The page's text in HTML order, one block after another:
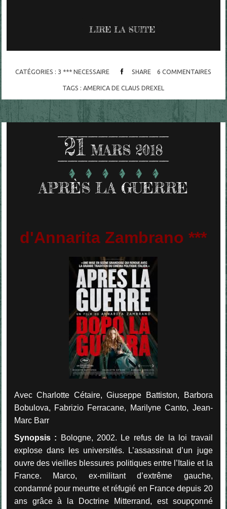
LIRE LA SUITE
CATÉGORIES : 3 *** NECESSAIRE SHARE 6 COMMENTAIRES
TAGS :AMERICA DE CLAUS DREXEL
21 MARS 2018
APRÈS LA GUERRE
d'Annarita Zambrano ***
Avec Charlotte Cétaire, Giuseppe Battiston, Barbora
Bobulova, Fabrizio Ferracane, Marilyne Canto, Jean-
Marc Barr
Synopsis : Bologne, 2002. Le refus de la loi travail
explose dans les universités. L’assassinat d’un juge
ouvre des vieilles blessures politiques entre l’Italie et la
France. Marco, ex-militant d’extrême gauche,
condamné pour meurtre et réfugié en France depuis 20
ans grâce à la Doctrine Mitterrand, est soupçonné